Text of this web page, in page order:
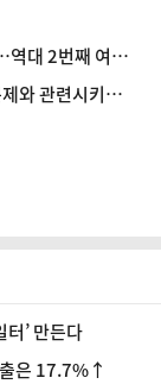
역대 2번째 여성
와 관련시키는
’ 만든다
은 17.7%↑